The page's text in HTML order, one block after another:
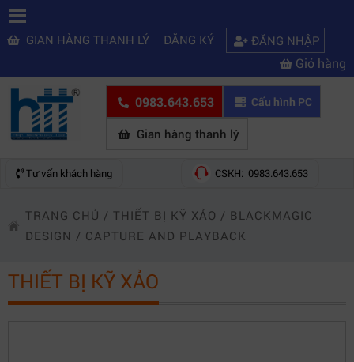
GIAN HÀNG THANH LÝ ĐĂNG KÝ ĐĂNG NHẬP
Giỏ hàng
0983.643.653 Cấu hình PC
Gian hàng thanh lý
Tư vấn khách hàng CSKH: 0983.643.653
TRANG CHỦ / THIẾT BỊ KỸ XẢO / BLACKMAGIC
DESIGN / CAPTURE AND PLAYBACK
THIẾT BỊ KỸ XẢO